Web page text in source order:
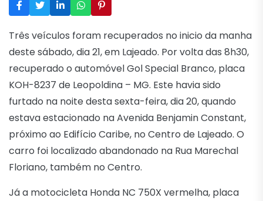
Três veículos foram recuperados no inicio da manha
deste sábado, dia 21, em Lajeado. Por volta das 8h30,
recuperado o automóvel Gol Special Branco, placa
KOH-8237 de Leopoldina – MG. Este havia sido
furtado na noite desta sexta-feira, dia 20, quando
estava estacionado na Avenida Benjamin Constant,
próximo ao Edifício Caribe, no Centro de Lajeado. O
carro foi localizado abandonado na Rua Marechal
Floriano, também no Centro.
Já a motocicleta Honda NC 750X vermelha, placa